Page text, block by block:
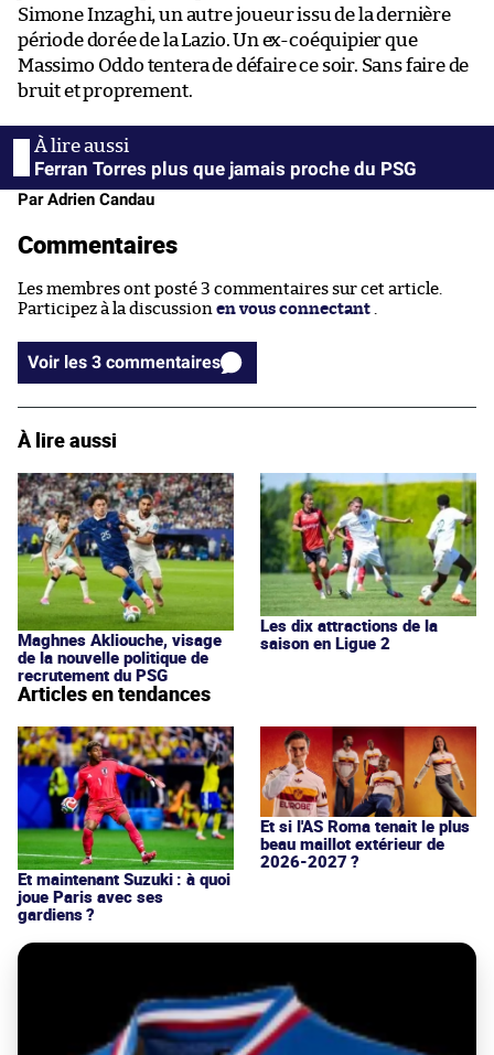
Simone Inzaghi, un autre joueur issu de la dernière
période dorée de la Lazio. Un ex-coéquipier que
Massimo Oddo tentera de défaire ce soir. Sans faire de
bruit et proprement.
Ferran Torres plus que jamais proche du PSG
Par Adrien Candau
Commentaires
Les membres ont posté 3 commentaires sur cet article.
Participez à la discussion en vous connectant
Voir les 3 commentaires
À lire aussi
Maghnes Akliouche, visage
de la nouvelle politique de
recrutement du PSG
Les dix attractions de la
saison en Ligue 2
Articles en tendances
Et maintenant Suzuki : à quoi
joue Paris avec ses
gardiens ?
Et si l'AS Roma tenait le plus
beau maillot extérieur de
2026-2027 ?